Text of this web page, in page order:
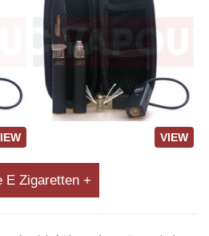
VIEW
E Zigaretten +